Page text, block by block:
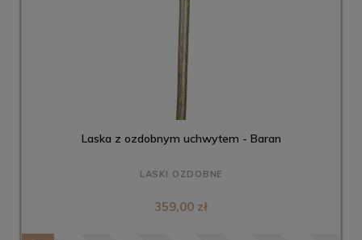
Laska z ozdobnym uchwytem - Baran
LASKI OZDOBNE
359,00 zł